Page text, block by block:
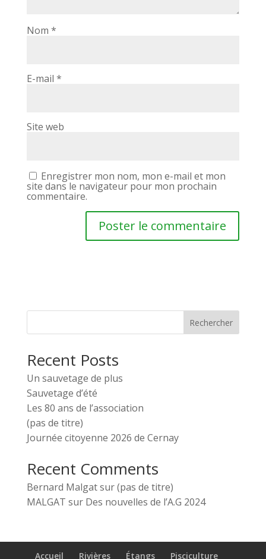
Nom *
E-mail *
Site web
Enregistrer mon nom, mon e-mail et mon
site dans le navigateur pour mon prochain
commentaire.
Rechercher
Recent Posts
Un sauvetage de plus
Sauvetage d’été
Les 80 ans de l’association
(pas de titre)
Journée citoyenne 2026 de Cernay
Recent Comments
Bernard Malgatsur(pas de titre)
MALGAT sur Des nouvelles de l’A.G 2024
Accueil Rivières Étangs Pisciculture